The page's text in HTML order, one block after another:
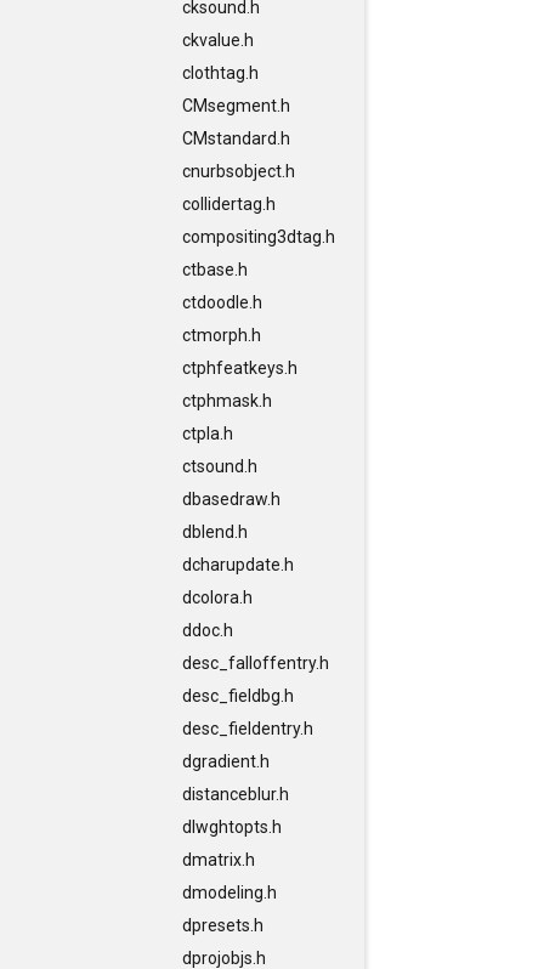
cksound.h
ckvalue.h
clothtag.h
CMsegment.h
CMstandard.h
cnurbsobject.h
collidertag.h
compositing3dtag.h
ctbase.h
ctdoodle.h
ctmorph.h
ctphfeatkeys.h
ctphmask.h
ctpla.h
ctsound.h
dbasedraw.h
dblend.h
dcharupdate.h
dcolora.h
ddoc.h
desc_falloffentry.h
desc_fieldbg.h
desc_fieldentry.h
dgradient.h
distanceblur.h
dlwghtopts.h
dmatrix.h
dmodeling.h
dpresets.h
dprojobjs.h